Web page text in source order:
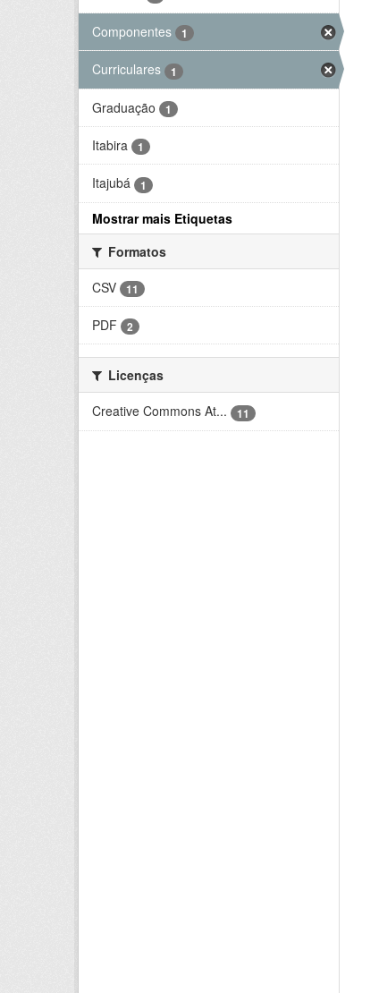
Componentes 1
Curriculares 1
Graduação 1
Itabira 1
Itajubá 1
Mostrar mais Etiquetas
Formatos
CSV
11
PDF 2
Licenças
Creative Commons At...
11